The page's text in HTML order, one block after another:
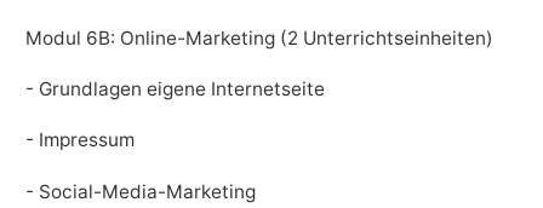
Modul 6B: Online-Marketing (2 Unterrichtseinheiten)
- Grundlagen eigene Internetseite
- Impressum
- Social-Media-Marketing